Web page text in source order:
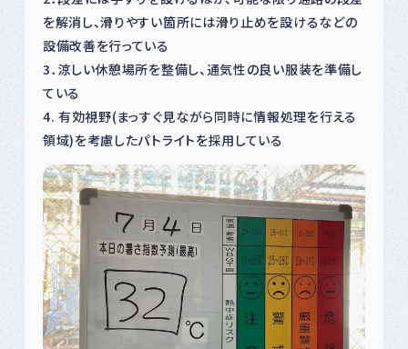
を解消し、滑りやすい箇所には滑り止めを設けるなどの
設備改善を行っている
3．涼しい休憩場所を整備し、通気性の良い服装を準備し
ている
4. 有効視野(まっすぐ見ながら同時に情報処理を行える
領域)を考慮したパトライトを採用している